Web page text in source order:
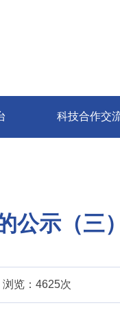
科技合作交
公示（三）
浏览：4625次